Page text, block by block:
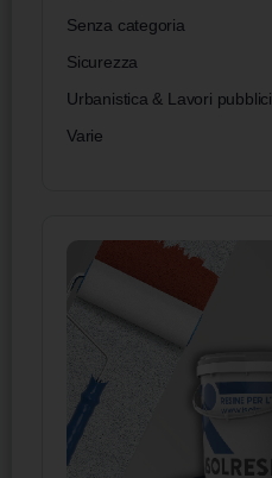
Senza categoria
Sicurezza
Urbanistica & Lavori pubblici
Varie